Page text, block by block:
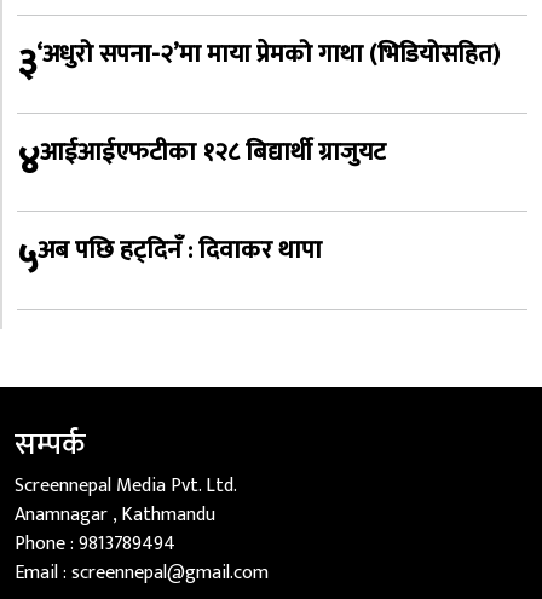
३‘अधुरो सपना-२’मा माया प्रेमको गाथा (भिडियोसहित)
४आईआईएफटीका १२८ बिद्यार्थी ग्राजुयट
५अब पछि हट्दिनँ : दिवाकर थापा
सम्पर्क
Screennepal Media Pvt. Ltd.
Anamnagar , Kathmandu
Phone :9813789494
Email :screennepal@gmail.com